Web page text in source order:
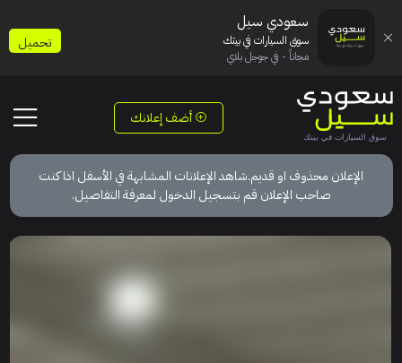
أضف إعلانك
الإعلان محذوف او قديم.شاهد الإعلانات المشابهة في الأسفل اذا كنت
صاحب الإعلان قم بتسجيل الدخول لمعرفة التفاصيل.
سعودي سيل
سوق السيارات في بيتك
مجاناً - في جوجل بلاي
تحميل